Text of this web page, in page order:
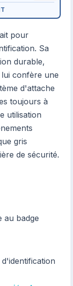
pour
Sa
durable,
confère une
d'attache
toujours à
utilisation
gris
de sécurité.
au badge